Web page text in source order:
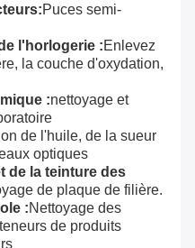
Puces semi-
l'horlogerie :Enlevez
la couche d'oxydation,
:nettoyage et
de l'huile, de la sueur
optiques
de la teinture des
de plaque de filière.
:Nettoyage des
de produits